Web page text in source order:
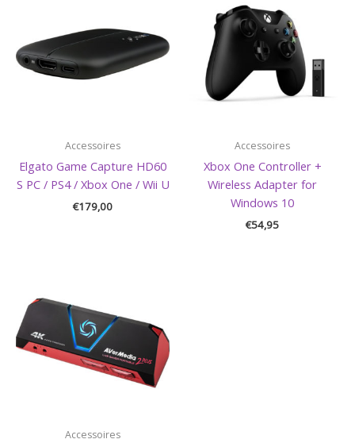
Accessoires
Elgato Game Capture HD60
S PC / PS4 / Xbox One / Wii U
€179,00
Accessoires
Xbox One Controller +
Wireless Adapter for
Windows 10
€54,95
Accessoires